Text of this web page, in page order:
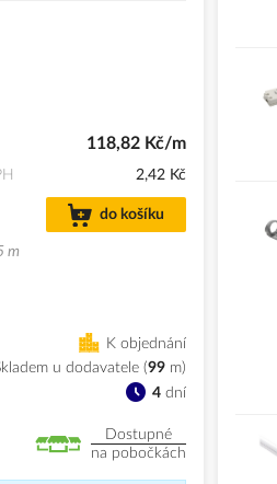
118,82 Kč/m
2,42 Kč
do košíku
m
K objednání
4dní
u dodavatele (99 m)
Dostupné
na pobočkách